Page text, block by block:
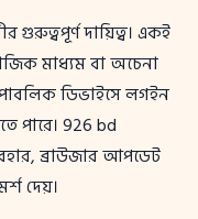
গুরুত্বপূর্ণ দায়িত্ব। একই
মাধ্যম বা অচেনা
পাবলিক ডিভাইসে লগইন
পারে। 926 bd
ব্রাউজার আপডেট
দেয়।